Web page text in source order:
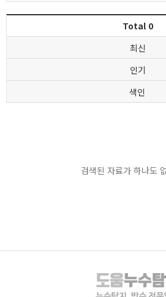
Total 0
최신
인기
색인
검색된 자료가 하나도